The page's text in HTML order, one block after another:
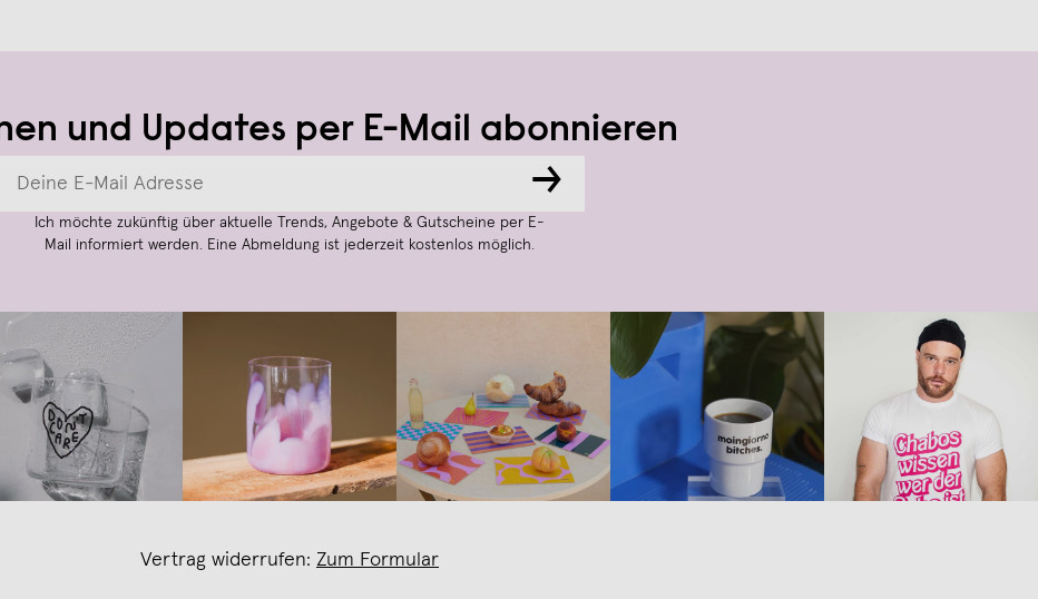
und Updates per E-Mail abonnieren
→
Ich möchte zukünftig über aktuelle Trends, Angebote & Gutscheine per E-
Mail informiert werden. Eine Abmeldung ist jederzeit kostenlos möglich.
Vertrag widerrufen: Zum Formular